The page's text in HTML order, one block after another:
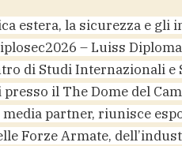
estera, la sicurezza e gli
– Luiss
di Studi Internazionali e
il The Dome del
media partner, riunisce
Forze Armate,